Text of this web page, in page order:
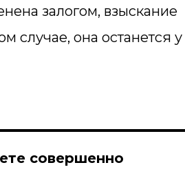
залогом, взыскание
случае, она останется у
совершенно